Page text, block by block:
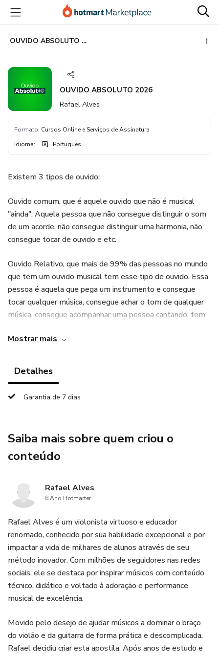
para
conteúdo
principal
para
pagamento
para
rodapé
OUVIDO ABSOLUTO 2026
OUVIDO ABSOLUTO 2026
Rafael Alves
Formato: Cursos Online e Serviços de Assinatura
Idioma: Português
Existem 3 tipos de ouvido:
Ouvido comum, que é aquele ouvido que não é musical
"ainda". Aquela pessoa que não consegue distinguir o som
de um acorde, não consegue distinguir uma harmonia, não
consegue tocar de ouvido e etc.
Ouvido Relativo, que mais de 99% das pessoas no mundo
que tem um ouvido musical tem esse tipo de ouvido. Essa
pessoa é aquela que pega um instrumento e consegue
tocar qualquer música, consegue achar o tom de qualquer
música, consegue acompanhar uma pessoa cantando, tem
do ouvido absoluto não precisa de um instrumento de
consegue tocar qualquer instrumento e quem tem o
Ouvido Absoluto também consegue tocar qualquer
Ai você pode questionar, então não preciso treinar meu
ouvido?
Precisa sim! Se você não sair do ouvido comum você será
um músico limitado, vai ter dificuldade com ritmo, não vai
conseguir acompanhar as pessoas, nunca vai conseguir
sentir a sensação dos acordes e consequentemente vai
depender sempre de cifras, nunca vai tocar de ouvido, vai
ter dificuldade pra cantar. Você vai ser aquela pessoa que
não sabe nem a hora de trocar de acorde por exemplo
Agora quem tem o ouvido Relativo e o Ouvido absoluto é
aquela pessoa que consegue tirar música de ouvido,
Mostrar mais
Detalhes
Garantia de 7 dias
Saiba mais sobre quem criou o
conteúdo
Rafael Alves
8 Ano Hotmarter
Rafael Alves é um violonista virtuoso e educador
renomado, conhecido por sua habilidade excepcional e por
impactar a vida de milhares de alunos através de seu
método inovador. Com milhões de seguidores nas redes
sociais, ele se destaca por inspirar músicos com conteúdo
técnico, didático e voltado à adoração e performance
musical de excelência.
Movido pelo desejo de ajudar músicos a dominar o braço
do violão e da guitarra de forma prática e descomplicada,
Rafael decidiu criar esta apostila. Após anos de estudo e